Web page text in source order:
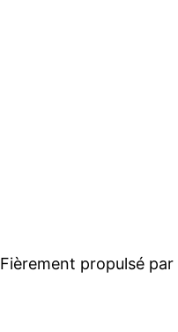
Fièrement propulsé par